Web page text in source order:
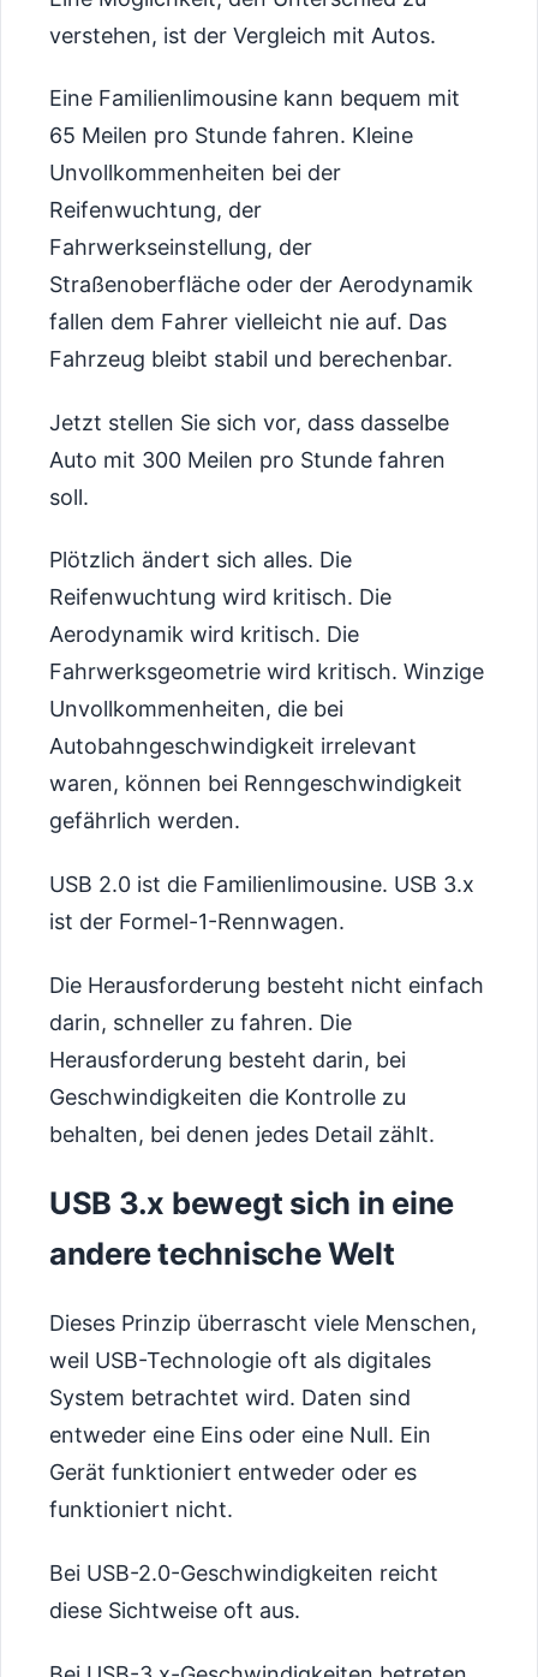
verstehen, ist der Vergleich mit Autos.
Eine Familienlimousine kann bequem mit
65 Meilen pro Stunde fahren. Kleine
Unvollkommenheiten bei der
Reifenwuchtung, der
Fahrwerkseinstellung, der
Straßenoberfläche oder der Aerodynamik
fallen dem Fahrer vielleicht nie auf. Das
Fahrzeug bleibt stabil und berechenbar.
Jetzt stellen Sie sich vor, dass dasselbe
Auto mit 300 Meilen pro Stunde fahren
soll.
Plötzlich ändert sich alles. Die
Reifenwuchtung wird kritisch. Die
Aerodynamik wird kritisch. Die
Fahrwerksgeometrie wird kritisch. Winzige
Unvollkommenheiten, die bei
Autobahngeschwindigkeit irrelevant
waren, können bei Renngeschwindigkeit
gefährlich werden.
USB 2.0 ist die Familienlimousine. USB 3.x
ist der Formel-1-Rennwagen.
Die Herausforderung besteht nicht einfach
darin, schneller zu fahren. Die
Herausforderung besteht darin, bei
Geschwindigkeiten die Kontrolle zu
behalten, bei denen jedes Detail zählt.
USB 3.x bewegt sich in eine
andere technische Welt
Dieses Prinzip überrascht viele Menschen,
weil USB-Technologie oft als digitales
System betrachtet wird. Daten sind
entweder eine Eins oder eine Null. Ein
Gerät funktioniert entweder oder es
funktioniert nicht.
Bei USB-2.0-Geschwindigkeiten reicht
diese Sichtweise oft aus.